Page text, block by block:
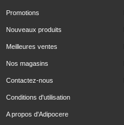
Promotions
Nouveaux produits
Meilleures ventes
Nos magasins
Contactez-nous
Conditions d'utilisation
A propos d'Adipocere